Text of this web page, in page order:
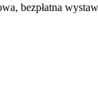
bezpłatna